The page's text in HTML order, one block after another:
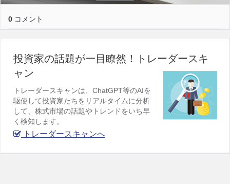
0 コメント
投資家の話題が一目瞭然！トレーダースキ
ャン
トレーダースキャンは、ChatGPT等のAIを
駆使して投資家たちをリアルタイムに分析
して、株式市場の話題やトレンドをいち早
く検知します。
トレーダースキャンへ